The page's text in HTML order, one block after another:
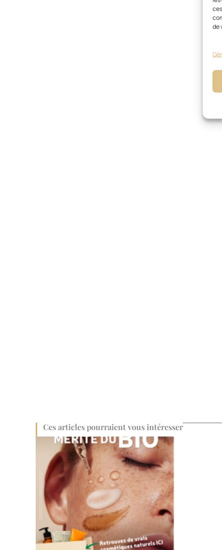
de
Ces articles pourraient vous intéresser